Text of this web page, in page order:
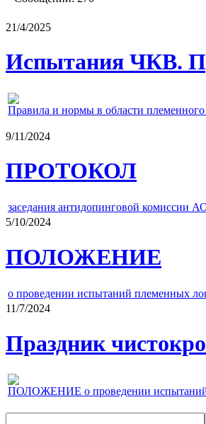
21/4/2025
Испытания ЧКВ.
Правила и нормы в области
9/11/2024
ПРОТОКОЛ
заседания антидопинговой комиссии
5/10/2024
ПОЛОЖЕНИЕ
о проведении испытаний племенных
11/7/2024
Праздник
ПОЛОЖЕНИЕ о проведении испытаний